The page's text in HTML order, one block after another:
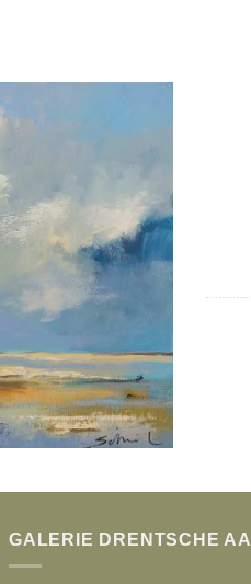
GALERIE DRENTSCHE AA